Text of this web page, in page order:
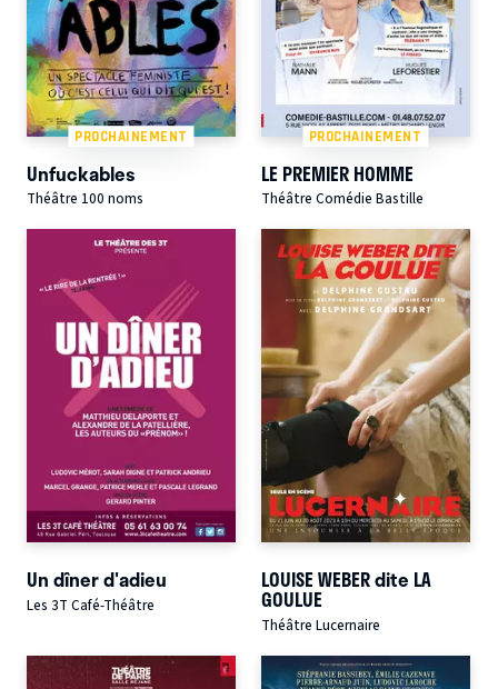
PROCHAINEMENT
Unfuckables
Théâtre 100 noms
PROCHAINEMENT
LE PREMIER HOMME
Théâtre Comédie Bastille
Un dîner d'adieu
Les 3T Café-Théâtre
LOUISE WEBER dite LA
GOULUE
Théâtre Lucernaire